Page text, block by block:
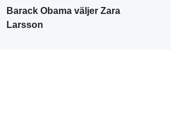
Barack Obama väljer Zara
Larsson